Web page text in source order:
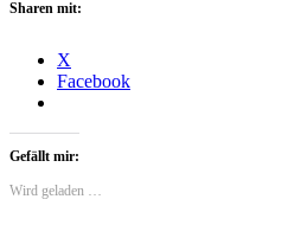
Sharen mit:
X
Facebook
Gefällt mir:
Wird geladen …